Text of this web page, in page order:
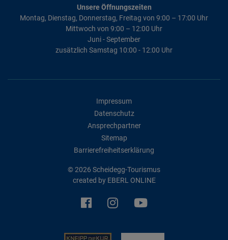
Unsere Öffnungszeiten
Montag, Dienstag, Donnerstag, Freitag von 9:00 – 17:00 Uhr
Mittwoch von 9:00 – 12:00 Uhr
Juni - September
zusätzlich Samstag 10:00 - 12:00 Uhr
Impressum
Datenschutz
Ansprechpartner
Sitemap
Barrierefreiheitserklärung
© 2026 Scheidegg-Tourismus
created by EBERL ONLINE